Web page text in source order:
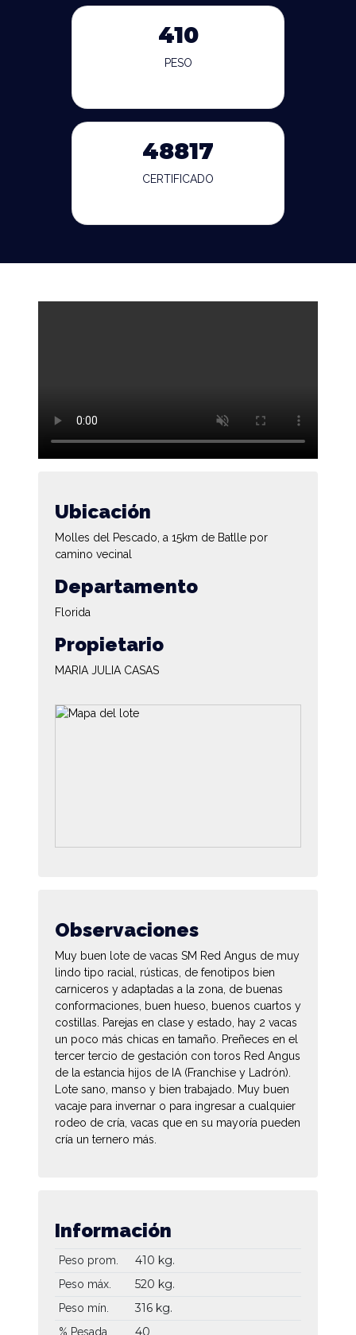
410
PESO
48817
CERTIFICADO
Ubicación
Molles del Pescado, a 15km de Batlle por
camino vecinal
Departamento
Florida
Propietario
MARIA JULIA CASAS
Observaciones
Muy buen lote de vacas SM Red Angus de muy
lindo tipo racial, rústicas, de fenotipos bien
carniceros y adaptadas a la zona, de buenas
conformaciones, buen hueso, buenos cuartos y
costillas. Parejas en clase y estado, hay 2 vacas
un poco más chicas en tamaño. Preñeces en el
tercer tercio de gestación con toros Red Angus
de la estancia hijos de IA (Franchise y Ladrón).
Lote sano, manso y bien trabajado. Muy buen
vacaje para invernar o para ingresar a cualquier
rodeo de cría, vacas que en su mayoría pueden
cría un ternero más.
Información
Peso prom. 410 kg.
Peso máx. 520 kg.
Peso mín. 316 kg.
% Pesada 40